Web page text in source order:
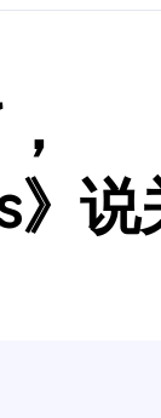
”？
夏”
克萨斯ES 500e
》说